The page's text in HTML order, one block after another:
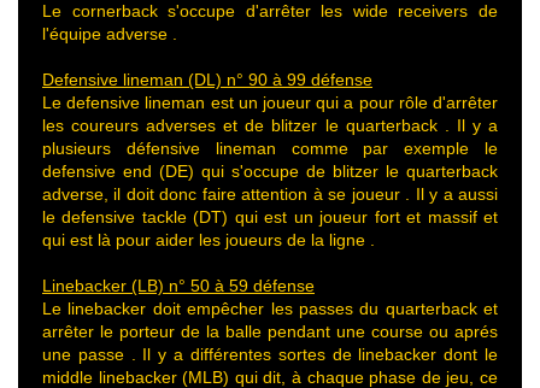
Le cornerback s'occupe d'arrêter les wide receivers de
l'équipe adverse .
Defensive lineman (DL) n° 90 à 99 défense
Le defensive lineman est un joueur qui a pour rôle d'arrêter
les coureurs adverses et de blitzer le quarterback . Il y a
plusieurs défensive lineman comme par exemple le
defensive end (DE) qui s'occupe de blitzer le quarterback
adverse, il doit donc faire attention à se joueur . Il y a aussi
le defensive tackle (DT) qui est un joueur fort et massif et
qui est là pour aider les joueurs de la ligne .
Linebacker (LB) n° 50 à 59 défense
Le linebacker doit empêcher les passes du quarterback et
arrêter le porteur de la balle pendant une course ou aprés
une passe . Il y a différentes sortes de linebacker dont le
middle linebacker (MLB) qui dit, à chaque phase de jeu, ce